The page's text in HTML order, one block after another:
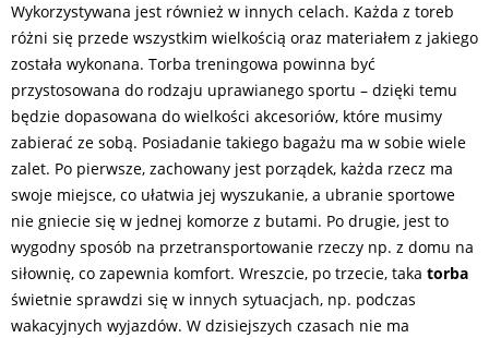
Wykorzystywana jest również w innych celach. Każda z toreb
różni się przede wszystkim wielkością oraz materiałem z jakiego
została wykonana. Torba treningowa powinna być
przystosowana do rodzaju uprawianego sportu – dzięki temu
będzie dopasowana do wielkości akcesoriów, które musimy
zabierać ze sobą. Posiadanie takiego bagażu ma w sobie wiele
zalet. Po pierwsze, zachowany jest porządek, każda rzecz ma
swoje miejsce, co ułatwia jej wyszukanie, a ubranie sportowe
nie gniecie się w jednej komorze z butami. Po drugie, jest to
wygodny sposób na przetransportowanie rzeczy np. z domu na
siłownię, co zapewnia komfort. Wreszcie, po trzecie, taka torba
świetnie sprawdzi się w innych sytuacjach, np. podczas
wakacyjnych wyjazdów. W dzisiejszych czasach nie ma